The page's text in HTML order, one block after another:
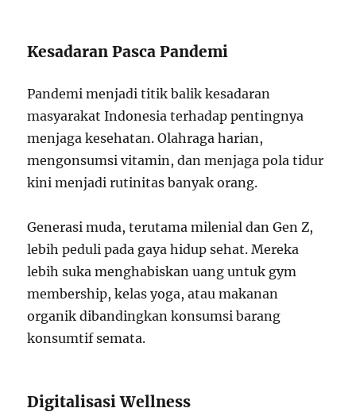
Kesadaran Pasca Pandemi
Pandemi menjadi titik balik kesadaran
masyarakat Indonesia terhadap pentingnya
menjaga kesehatan. Olahraga harian,
mengonsumsi vitamin, dan menjaga pola tidur
kini menjadi rutinitas banyak orang.
Generasi muda, terutama milenial dan Gen Z,
lebih peduli pada gaya hidup sehat. Mereka
lebih suka menghabiskan uang untuk gym
membership, kelas yoga, atau makanan
organik dibandingkan konsumsi barang
konsumtif semata.
Digitalisasi Wellness